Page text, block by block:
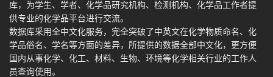
库，为学生、学者、化学品研究机构、检测机构、化学品工作者提
供专业的化学品平台进行交流。
数据库采用全中文化服务，完全突破了中英文在化学物质命名、化
学品俗名、学名等方面的差异，所提供的数据全部中文化，更方便
国内从事化学、化工、材料、生物、环境等化学相关行业的工作人
员查询使用。